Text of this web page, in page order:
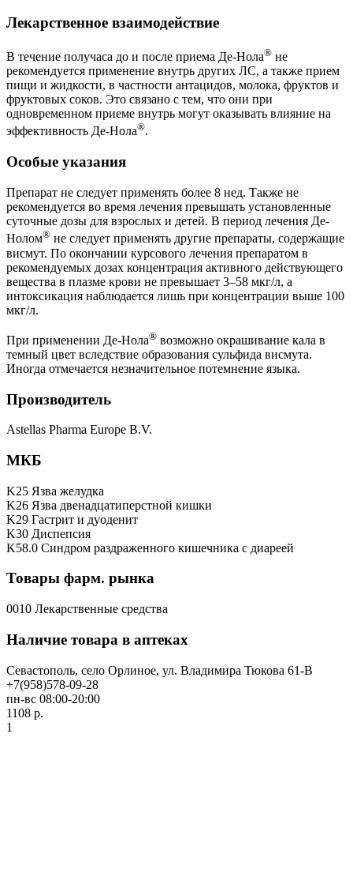
Лекарственное взаимодействие
В течение получаса до и после приема Де-Нола® не
рекомендуется применение внутрь других ЛС, а также прием
пищи и жидкости, в частности антацидов, молока, фруктов и
фруктовых соков. Это связано с тем, что они при
одновременном приеме внутрь могут оказывать влияние на
эффективность Де-Нола®.
Особые указания
Препарат не следует применять более 8 нед. Также не
рекомендуется во время лечения превышать установленные
суточные дозы для взрослых и детей. В период лечения Де-
Нолом® не следует применять другие препараты, содержащие
висмут. По окончании курсового лечения препаратом в
рекомендуемых дозах концентрация активного действующего
вещества в плазме крови не превышает 3–58 мкг/л, а
интоксикация наблюдается лишь при концентрации выше 100
мкг/л.
При применении Де-Нола® возможно окрашивание кала в
темный цвет вследствие образования сульфида висмута.
Иногда отмечается незначительное потемнение языка.
Производитель
Astellas Pharma Europe B.V.
МКБ
K25 Язва желудка
K26 Язва двенадцатиперстной кишки
K29 Гастрит и дуоденит
K30 Диспепсия
K58.0 Синдром раздраженного кишечника с диареей
Товары фарм. рынка
0010 Лекарственные средства
Наличие товара в аптеках
Севастополь, село Орлиное, ул. Владимира Тюкова 61-В
+7(958)578-09-28
пн-вс 08:00-20:00
1108 р.
1